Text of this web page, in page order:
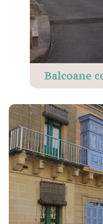
Balcoane